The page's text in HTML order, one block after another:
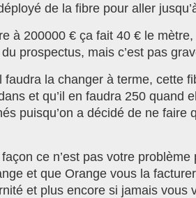
de la fibre pour aller
à 200000 € ça fait 40 € le
prospectus, mais c’est pas
la changer à terme, cette
et qu’il en faudra 250 quand
puisqu’on a décidé de ne faire
ce n’est pas votre
et que Orange vous la
et plus encore si jamais vous